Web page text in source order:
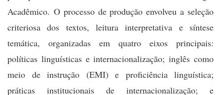
Acadêmico. O processo de produção envolveu a seleção
criteriosa dos textos, leitura interpretativa e síntese
temática, organizadas em quatro eixos principais:
políticas linguísticas e internacionalização; inglês como
meio de instrução (EMI) e proficiência linguística;
práticas institucionais de internacionalização; e